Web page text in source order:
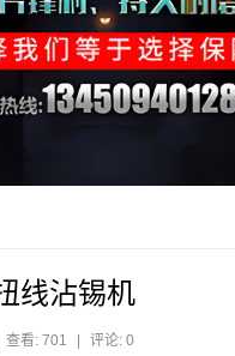
线沾锡机
查看: 701 | 评论: 0